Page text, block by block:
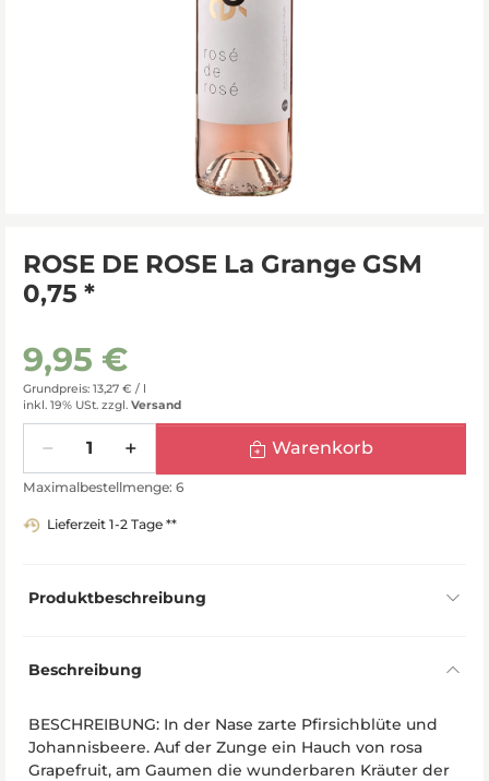
ROSE DE ROSE La Grange GSM
0,75 *
9,95 €
Grundpreis: 13,27 € / l
inkl. 19% USt. zzgl. Versand
Warenkorb
Maximalbestellmenge: 6
Lieferzeit 1-2 Tage **
Produktbeschreibung
Beschreibung
BESCHREIBUNG: In der Nase zarte Pfirsichblüte und
Johannisbeere. Auf der Zunge ein Hauch von rosa
Grapefruit, am Gaumen die wunderbaren Kräuter der